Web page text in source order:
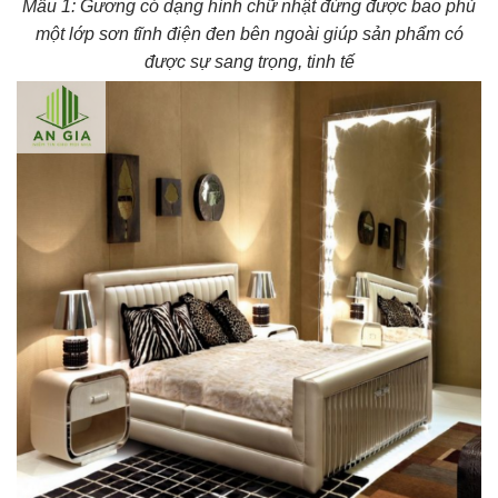
Mẫu 1: Gương có dạng hình chữ nhật đứng được bao phủ
một lớp sơn tĩnh điện đen bên ngoài giúp sản phẩm có
được sự sang trọng, tinh tế